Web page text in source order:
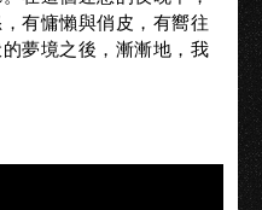
有慵懶與俏皮，有嚮往
夢境之後，漸漸地，我